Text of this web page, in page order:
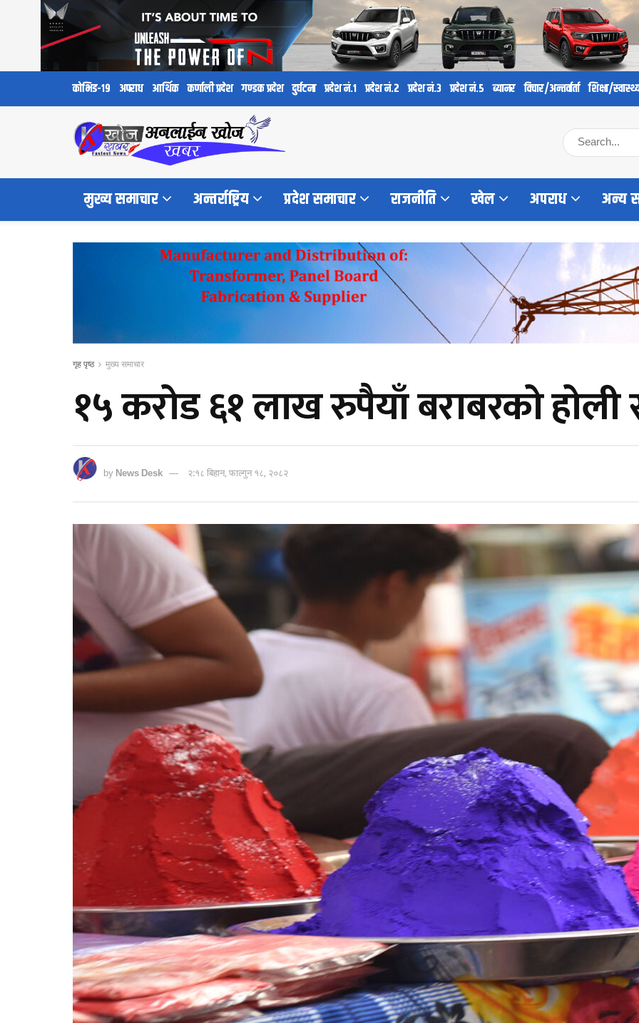
कोभिड-१९ अपराध आर्थिक कर्णाली प्रदेश गण्डक प्रदेश दुर्घटना प्रदेश नं.१ प्रदेश नं.२ प्रदेश नं.३ प्रदेश नं.५ ब्यानर विचार/अन्तर्वार्ता शिक्षा/
मुख्य समाचार अन्तर्राष्ट्रिय प्रदेश समाचार राजनीति खेल अपराध अन्य
गृह पृष्ठ मुख्य समाचार
१५ करोड ६१ लाख रुपैयाँ बराबरको
byNews Desk २:१८ बिहान, फाल्गुन १८, २०८२